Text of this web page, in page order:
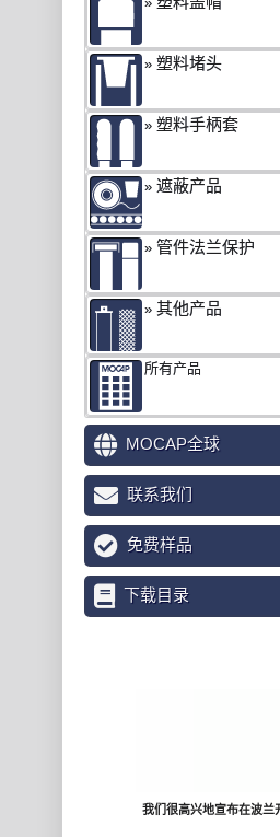
塑料堵头
塑料手柄套
遮蔽产品
管件法兰保护
其他产品
所有产品
MOCAP全球
联系我们
免费样品
下载目录
我们很高兴地宣布在波兰